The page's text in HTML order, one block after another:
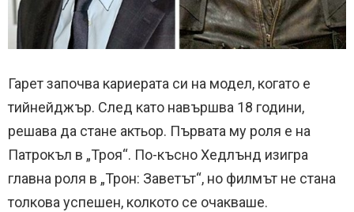
Гарет започва кариерата си на модел, когато е
тийнейджър. След като навършва 18 години,
решава да стане актьор. Първата му роля е на
Патрокъл в „Троя“. По-късно Хедлънд изигра
главна роля в „Трон: Заветът“, но филмът не стана
толкова успешен, колкото се очакваше.